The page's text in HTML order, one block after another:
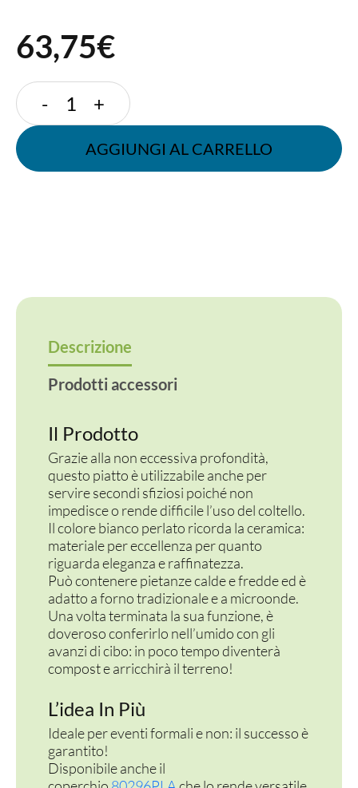
63,75€
-
PIATTO
FONDO
18-
+
AGGIUNGI AL CARRELLO
Descrizione
Prodotti accessori
Il Prodotto
Grazie alla non eccessiva profondità,
questo piatto è utilizzabile anche per
servire secondi sfiziosi poiché non
impedisce o rende difficile l’uso del coltello.
Il colore bianco perlato ricorda la ceramica:
materiale per eccellenza per quanto
riguarda eleganza e raffinatezza.
Può contenere pietanze calde e fredde ed è
adatto a forno tradizionale e a microonde.
Una volta terminata la sua funzione, è
doveroso conferirlo nell’umido con gli
avanzi di cibo: in poco tempo diventerà
compost e arricchirà il terreno!
L’idea In Più
Ideale per eventi formali e non: il successo è
garantito!
Disponibile anche il